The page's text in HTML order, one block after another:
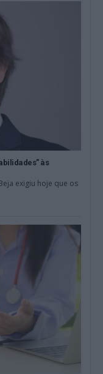
às
exigiu hoje que os